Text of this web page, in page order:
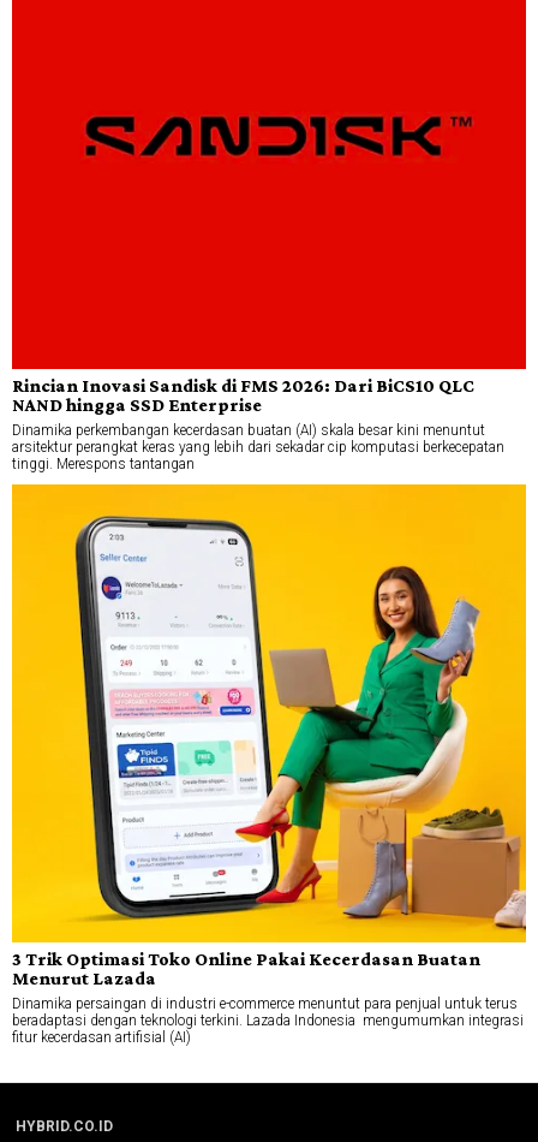
Rincian Inovasi Sandisk di FMS 2026: Dari BiCS10 QLC
NAND hingga SSD Enterprise
Dinamika perkembangan kecerdasan buatan (AI) skala besar kini menuntut
arsitektur perangkat keras yang lebih dari sekadar cip komputasi berkecepatan
tinggi. Merespons tantangan
3 Trik Optimasi Toko Online Pakai Kecerdasan Buatan
Menurut Lazada
Dinamika persaingan di industri e-commerce menuntut para penjual untuk terus
beradaptasi dengan teknologi terkini. Lazada Indonesia mengumumkan integrasi
fitur kecerdasan artifisial (AI)
HYBRID.CO.ID